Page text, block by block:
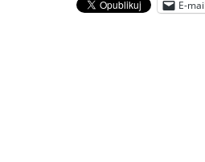
E-mail